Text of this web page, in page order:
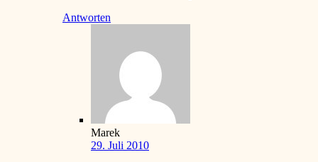
Antworten
Marek
29. Juli 2010